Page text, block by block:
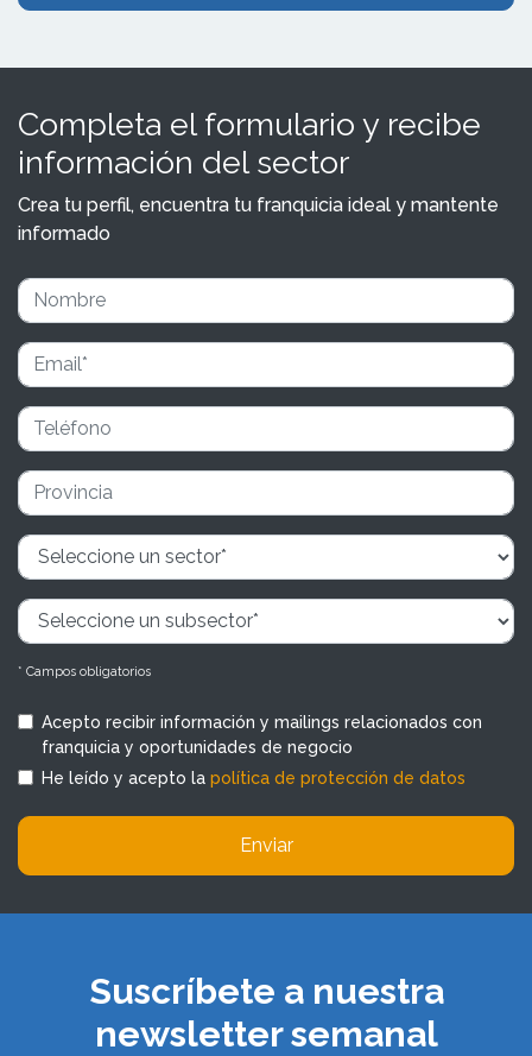
Completa el formulario y recibe
información del sector
Crea tu perfil, encuentra tu franquicia ideal y mantente
informado
* Campos obligatorios
Acepto recibir información y mailings relacionados con
franquicia y oportunidades de negocio
He leído y acepto la política de protección de datos
Enviar
Suscríbete a nuestra
newsletter semanal